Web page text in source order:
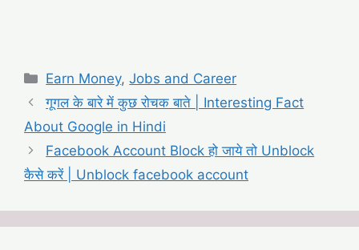
Categories
Earn Money,Jobs and Career
गूगल के बारे में कुछ रोचक बाते | Interesting Fact
About Google in Hindi
Facebook Account Block हो जाये तो Unblock
कैसे करें | Unblock facebook account